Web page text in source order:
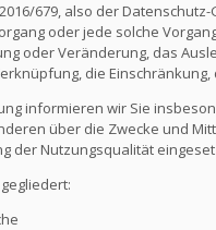
679, also der
oder jede solche
oder Veränderung, das
die
informieren wir Sie
über die Zwecke und
der Nutzungsqualität